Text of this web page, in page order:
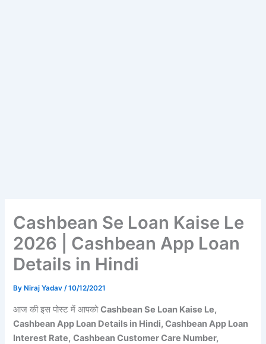
Cashbean Se Loan Kaise Le
2026 | Cashbean App Loan
Details in Hindi
By Niraj Yadav/10/12/2021
आज की इस पोस्ट में आपकोCashbean Se Loan Kaise Le,
Cashbean App Loan Details in Hindi, Cashbean App Loan
Interest Rate, Cashbean Customer Care Number,